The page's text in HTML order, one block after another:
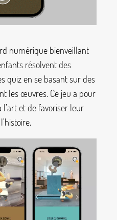
numérique bienveillant
résolvent des
quiz en se basant sur des
les œuvres. Ce jeu a pour
et de favoriser leur